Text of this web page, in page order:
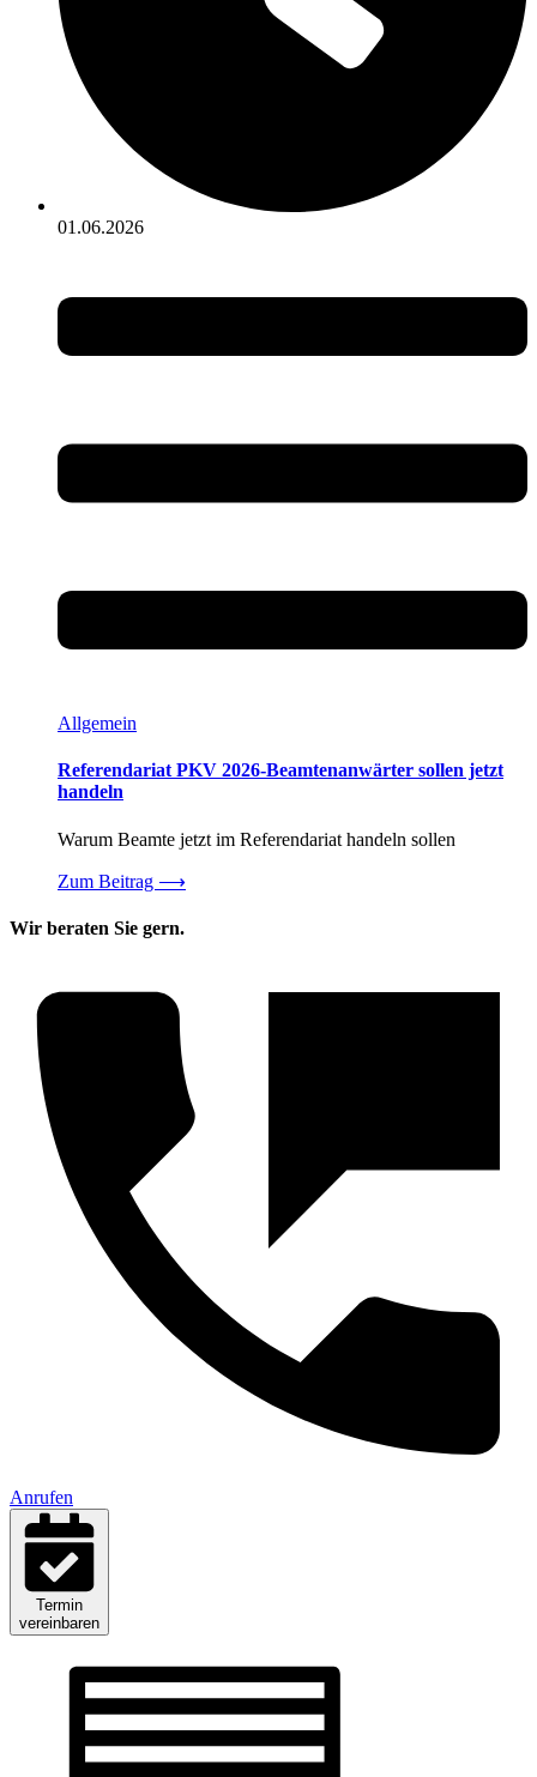
01.06.2026
Allgemein
Referendariat PKV 2026-Beamtenanwärter sollen jetzt
handeln
Warum Beamte jetzt im Referendariat handeln sollen
Zum Beitrag ⟶
Wir beraten Sie gern.
Anrufen
Termin
vereinbaren